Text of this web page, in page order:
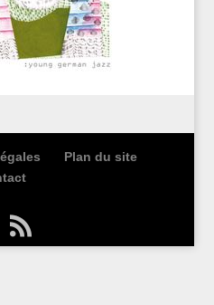
Plan du site